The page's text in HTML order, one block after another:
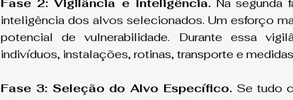
Fase 2: Vigilância e Inteligência. Na segunda
inteligência dos alvos selecionados. Um esforço
potencial de vulnerabilidade. Durante essa
indivíduos, instalações, rotinas, transporte e
Fase 3: Seleção do Alvo Específico. Se tudo